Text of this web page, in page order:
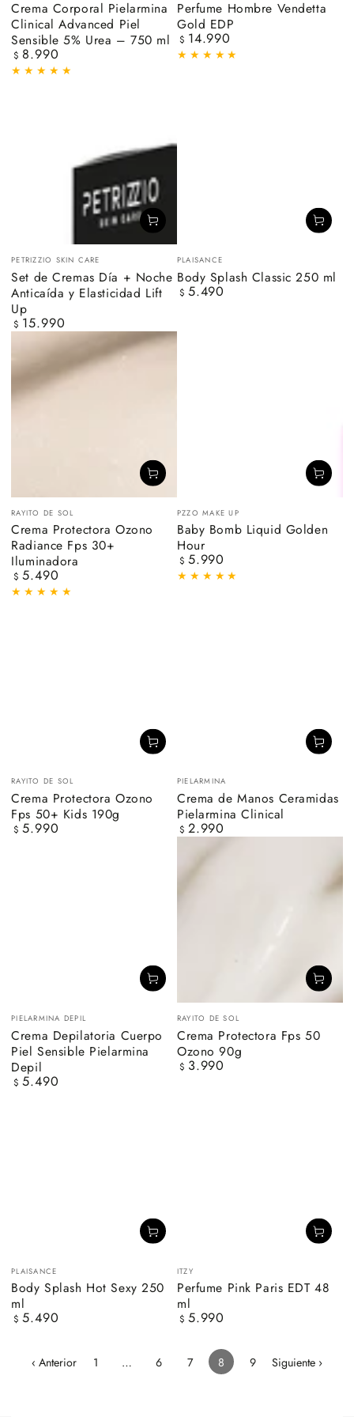
Crema Corporal Pielarmina
Clinical Advanced Piel
Sensible 5% Urea – 750 ml
Precio
regular
$ 8.990
Perfume Hombre Vendetta
Gold EDP
Precio
regular
$ 14.990
Vendedor:
PETRIZZIO SKIN CARE
Set de Cremas Día + Noche
Anticaída y Elasticidad Lift
Up
Precio
$ 15.990
Vendedor:
PLAISANCE
Body Splash Classic 250 ml
Precio
$ 5.490
Vendedor:
RAYITO DE SOL
Crema Protectora Ozono
Radiance Fps 30+
Iluminadora
Precio
regular
$ 5.490
Vendedor:
PZZO MAKE UP
Baby Bomb Liquid Golden
Hour
Precio
regular
$ 5.990
Vendedor:
RAYITO DE SOL
Crema Protectora Ozono
Fps 50+ Kids 190g
Precio
$ 5.990
Vendedor:
PIELARMINA
Crema de Manos Ceramidas
Pielarmina Clinical
Precio
$ 2.990
Vendedor:
PIELARMINA DEPIL
Crema Depilatoria Cuerpo
Piel Sensible Pielarmina
Depil
Precio
$ 5.490
Vendedor:
RAYITO DE SOL
Crema Protectora Fps 50
Ozono 90g
Precio
$ 3.990
Vendedor:
PLAISANCE
Body Splash Hot Sexy 250
ml
Precio
$ 5.490
Vendedor:
ITZY
Perfume Pink Paris EDT 48
ml
Precio
$ 5.990
‹ Anterior 1 … 6 7 8 9 Siguiente ›